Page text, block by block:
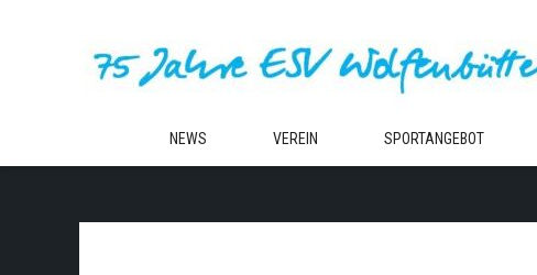
NEWS VEREIN SPORTANGEBOT